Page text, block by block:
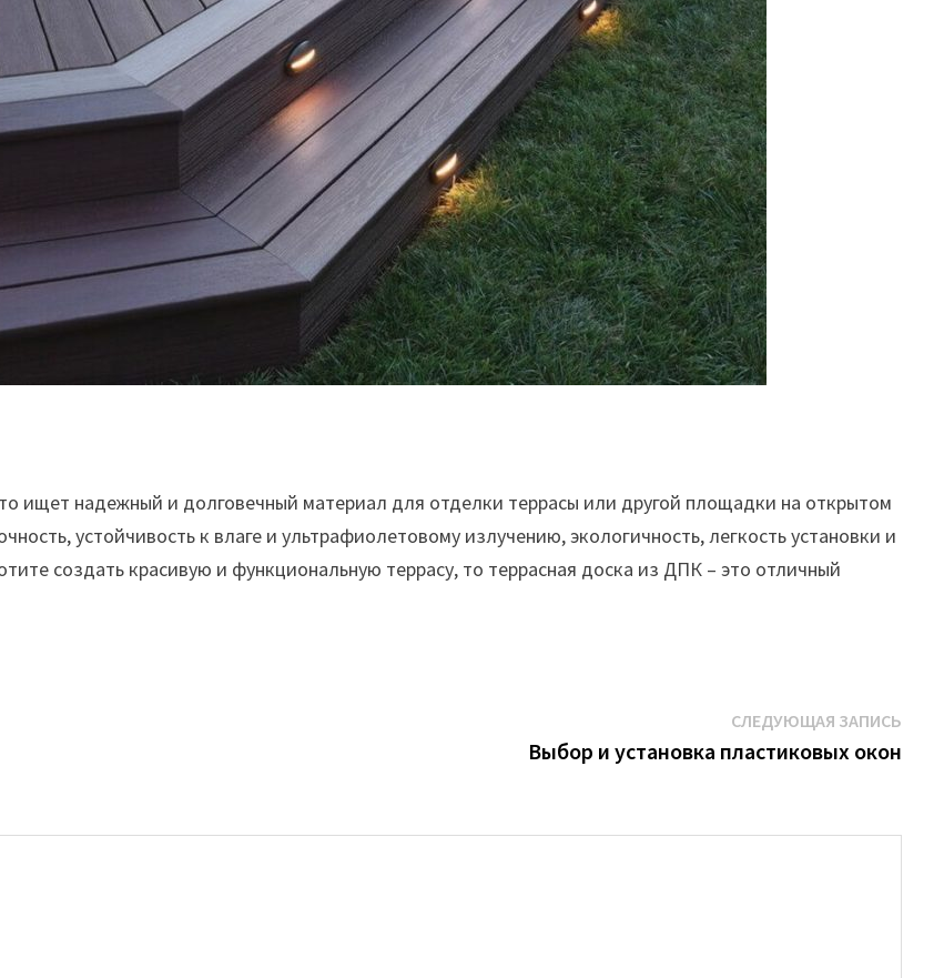
ищет надежный и долговечный материал для отделки террасы или другой площадки на открытом
устойчивость к влаге и ультрафиолетовому излучению, экологичность, легкость установки и
создать красивую и функциональную террасу, то террасная доска из ДПК – это отличный
СЛЕДУЮЩАЯ ЗАПИСЬ
Выбор и установка пластиковых окон